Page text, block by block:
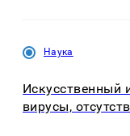
Наука
Искусственный
вирусы,